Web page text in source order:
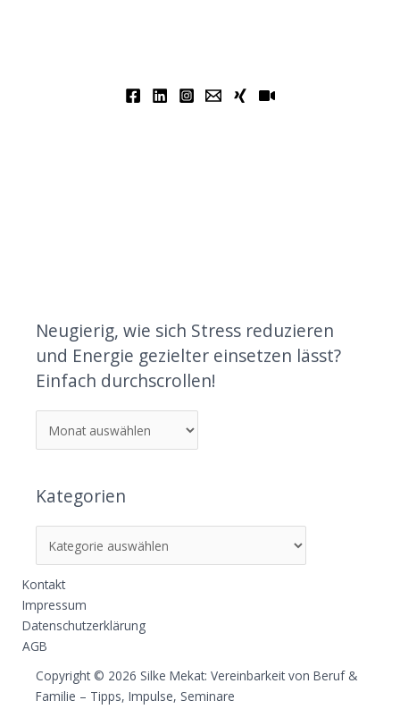
Neugierig, wie sich Stress reduzieren
und Energie gezielter einsetzen lässt?
Einfach durchscrollen!
Kategorien
Kontakt
Impressum
Datenschutzerklärung
AGB
Copyright © 2026 Silke Mekat: Vereinbarkeit von Beruf &
Familie – Tipps, Impulse, Seminare